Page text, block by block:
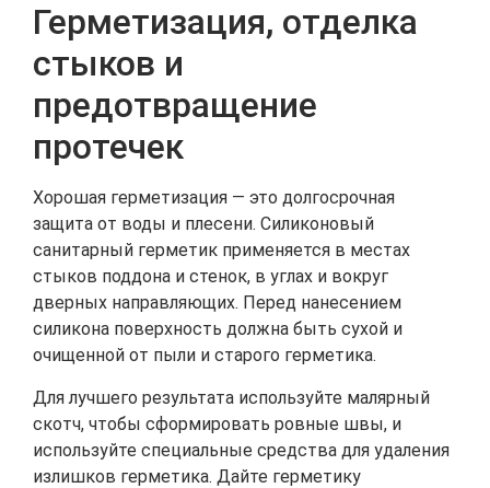
Герметизация, отделка
стыков и
предотвращение
протечек
Хорошая герметизация — это долгосрочная
защита от воды и плесени. Силиконовый
санитарный герметик применяется в местах
стыков поддона и стенок, в углах и вокруг
дверных направляющих. Перед нанесением
силикона поверхность должна быть сухой и
очищенной от пыли и старого герметика.
Для лучшего результата используйте малярный
скотч, чтобы сформировать ровные швы, и
используйте специальные средства для удаления
излишков герметика. Дайте герметику